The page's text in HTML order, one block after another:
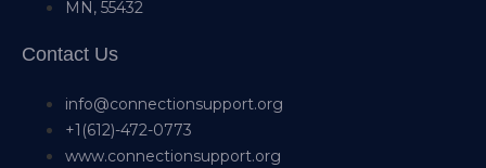
MN, 55432
Contact Us
info@connectionsupport.org
+1(612)-472-0773
www.connectionsupport.org